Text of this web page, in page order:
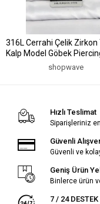
316L Cerrahi Çelik Zirkon
Kalp Model Göbek
shopwave
Hızlı Teslimat
Siparişleriniz
Güvenli
Güvenli ve
Geniş Ürün
Binlerce ürün
7 / 24 DESTEK